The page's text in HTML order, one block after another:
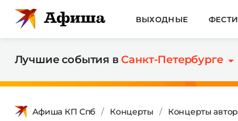
ВЫХОДНЫЕ
Лучшие события вСанкт-Петербурге
Афиша КП Спб Концерты Концерты